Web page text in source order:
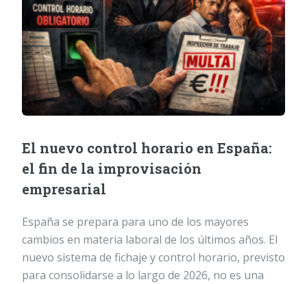
El nuevo control horario en España:
el fin de la improvisación
empresarial
España se prepara para uno de los mayores
cambios en materia laboral de los últimos años. El
nuevo sistema de fichaje y control horario, previsto
para consolidarse a lo largo de 2026, no es una